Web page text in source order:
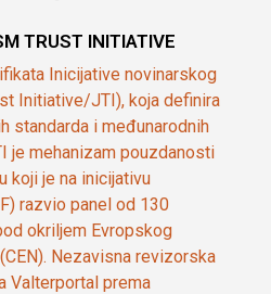
TRUST INITIATIVE
Inicijative novinarskog
Initiative/JTI), koja definira
standarda i međunarodnih
je mehanizam pouzdanosti
koji je na inicijativu
razvio panel od 130
okriljem Evropskog
Nezavisna revizorska
Valterportal prema